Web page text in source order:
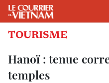
TOURISME
Hanoï : tenue
temples